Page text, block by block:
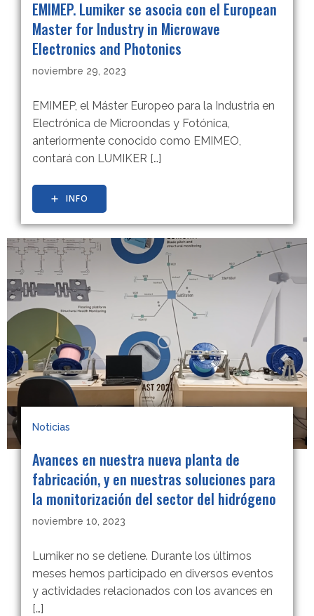
EMIMEP. Lumiker se asocia con el European
Master for Industry in Microwave
Electronics and Photonics
noviembre 29, 2023
EMIMEP, el Máster Europeo para la Industria en
Electrónica de Microondas y Fotónica,
anteriormente conocido como EMIMEO,
contará con LUMIKER […]
INFO
Noticias
Avances en nuestra nueva planta de
fabricación, y en nuestras soluciones para
la monitorización del sector del hidrógeno
noviembre 10, 2023
Lumiker no se detiene. Durante los últimos
meses hemos participado en diversos eventos
y actividades relacionados con los avances en
[…]